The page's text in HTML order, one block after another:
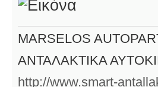
MARSELOS
ΑΝΤΑΛΑΚΤΙΚΑ
http://www.smart-